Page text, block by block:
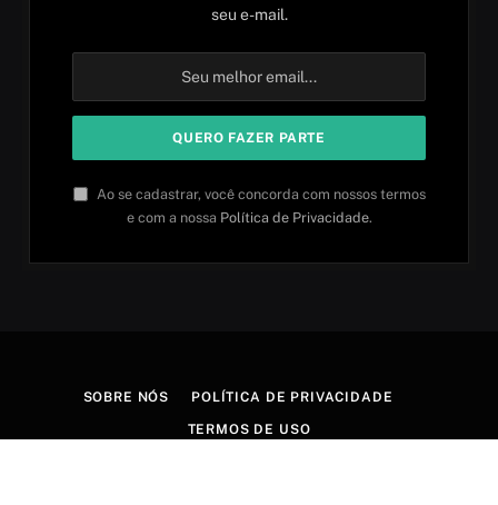
seu e-mail.
Ao se cadastrar, você concorda com nossos termos
e com a nossa Política de Privacidade.
SOBRE NÓS POLÍTICA DE PRIVACIDADE
TERMOS DE USO